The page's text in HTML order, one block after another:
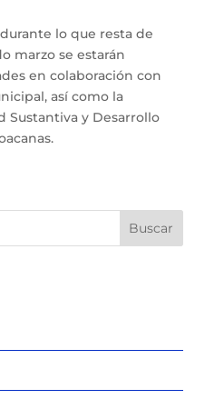
lo que resta de
marzo se estarán
en colaboración con
así como la
Sustantiva y Desarrollo